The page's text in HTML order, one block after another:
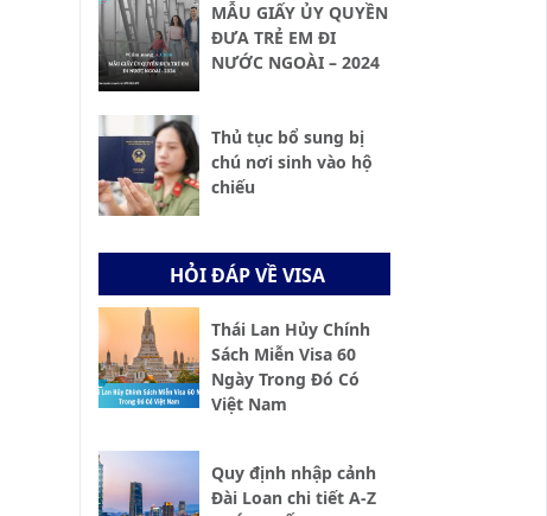
MẪU GIẤY ỦY QUYỀN
ĐƯA TRẺ EM ĐI
NƯỚC NGOÀI – 2024
Thủ tục bổ sung bị
chú nơi sinh vào hộ
chiếu
HỎI ĐÁP VỀ VISA
Thái Lan Hủy Chính
Sách Miễn Visa 60
Ngày Trong Đó Có
Việt Nam
Quy định nhập cảnh
Đài Loan chi tiết A-Z